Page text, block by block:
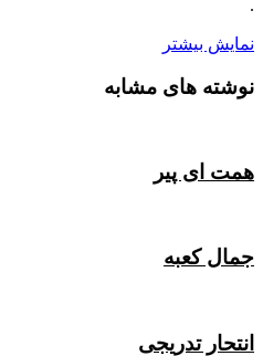
.
نمایش بیشتر
نوشته های مشابه
همت ای پیر
جمال کعبه
انتحار تدریجی